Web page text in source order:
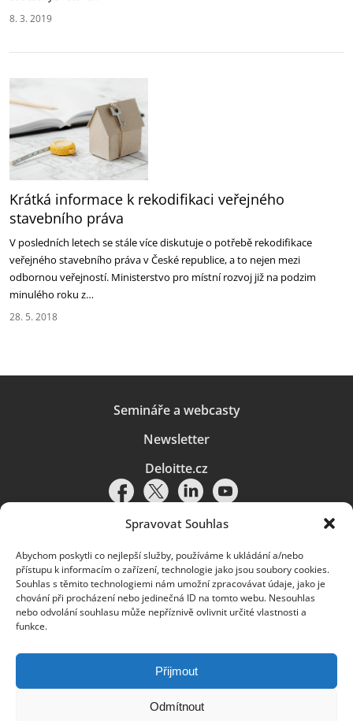
Spravovat Souhlas
Abychom poskytli co nejlepší služby, používáme k ukládání a/nebo
přístupu k informacím o zařízení, technologie jako jsou soubory cookies.
Souhlas s těmito technologiemi nám umožní zpracovávat údaje, jako je
chování při procházení nebo jedinečná ID na tomto webu. Nesouhlas
nebo odvolání souhlasu může nepříznivě ovlivnit určité vlastnosti a
funkce.
Přijmout
Odmítnout
8. 3. 2019
Krátká informace k rekodifikaci veřejného
stavebního práva
V posledních letech se stále více diskutuje o potřebě rekodifikace
veřejného stavebního práva v České republice, a to nejen mezi
odbornou veřejností. Ministerstvo pro místní rozvoj již na podzim
minulého roku z…
28. 5. 2018
Semináře a webcasty
Newsletter
Deloitte.cz
Pravidla používání|Ochrana osobních údajů|Soubory cookies |
Deloitte.cz
© 2026. Více informací najdete vPravidlech používání.
Deloitte označuje jednu či více společností globální sítě členských
a přidružené subjekty (souhrnně „organizace Deloitte“). Společnost DTTL
(rovněž označovaná jako „Deloitte Global“) a každá z jejích členských
společností a jejich přidružených subjektů je samostatným a nezávislým
právním subjektem, který není oprávněn zavazovat nebo přijímat závazky
za jinou z těchto členských společností a jejich přidružených subjektů ve